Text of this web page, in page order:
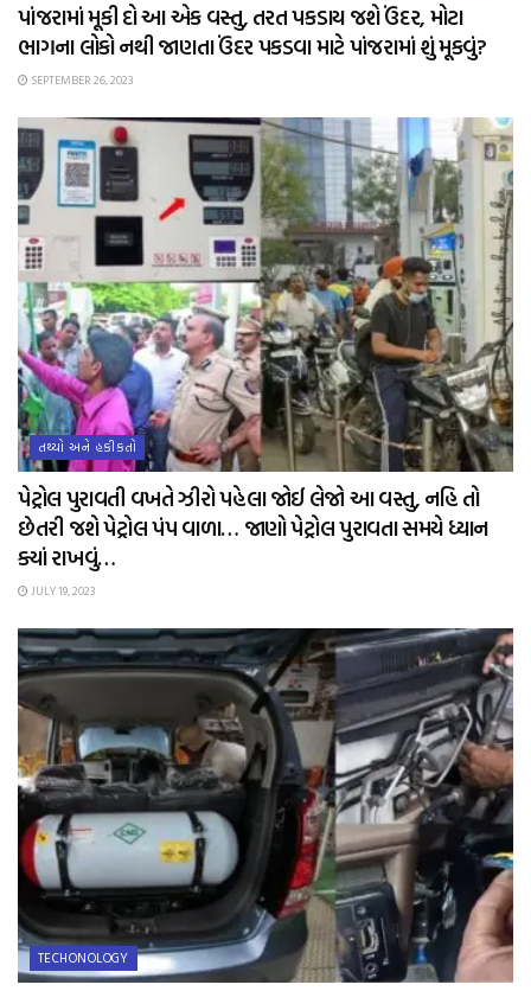
પાંજરામાં મૂકી દો આ એક વસ્તુ, તરત પકડાય જશે ઉંદર, મોટા
ભાગના લોકો નથી જાણતા ઉંદર પકડવા માટે પાંજરામાં શું મૂકવું?
SEPTEMBER 26, 2023
તથ્યો અને હકીકતો
પેટ્રોલ પુરાવતી વખતે ઝીરો પહેલા જોઈ લેજો આ વસ્તુ, નહિ તો
છેતરી જશે પેટ્રોલ પંપ વાળા… જાણો પેટ્રોલ પુરાવતા સમયે ધ્યાન
ક્યાં રાખવું…
JULY 19, 2023
TECHONOLOGY